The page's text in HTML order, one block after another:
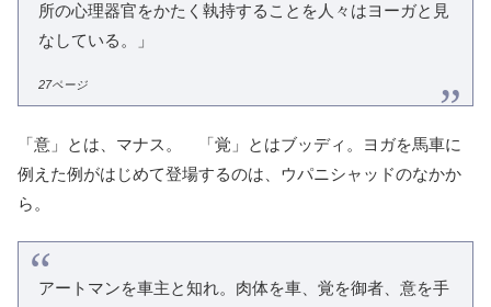
所の心理器官をかたく執持することを人々はヨーガと見
なしている。」
27ページ
「意」とは、マナス。 「覚」とはブッディ。ヨガを馬車に
例えた例がはじめて登場するのは、ウパニシャッドのなかか
ら。
アートマンを車主と知れ。肉体を車、覚を御者、意を手